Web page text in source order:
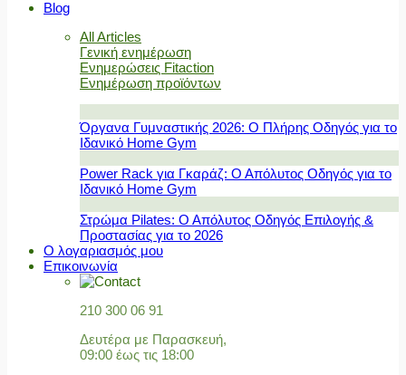
Blog
All Articles
Γενική ενημέρωση
Ενημερώσεις Fitaction
Ενημέρωση προϊόντων
Όργανα Γυμναστικής 2026: Ο Πλήρης Οδηγός για το
Ιδανικό Home Gym
Power Rack για Γκαράζ: Ο Απόλυτος Οδηγός για το
Ιδανικό Home Gym
Στρώμα Pilates: Ο Απόλυτος Οδηγός Επιλογής &
Προστασίας για το 2026
Ο λογαριασμός μου
Επικοινωνία
210 300 06 91
Δευτέρα με Παρασκευή,
09:00 έως τις 18:00